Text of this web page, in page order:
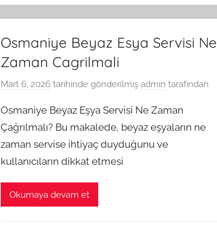
Osmaniye Beyaz Esya Servisi Ne
Zaman Cagrilmali
Mart 6, 2026 tarihinde gönderilmiş admin tarafından
Osmaniye Beyaz Eşya Servisi Ne Zaman
Çağrılmalı? Bu makalede, beyaz eşyaların ne
zaman servise ihtiyaç duyduğunu ve
kullanıcıların dikkat etmesi
Okumaya devam et